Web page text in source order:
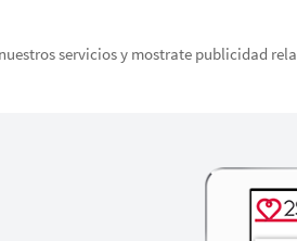
servicios y mostrate publicidad